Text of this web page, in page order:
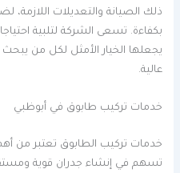
ذلك الصيانة والتعديلات اللازمة،
بكفاءة. تسعى الشركة لتلبية
يجعلها الخيار الأمثل لكل من
عالية.
خدمات تركيب طابوق في أبوظبي
خدمات تركيب الطابوق تعتبر من
تسهم في إنشاء جدران قوية